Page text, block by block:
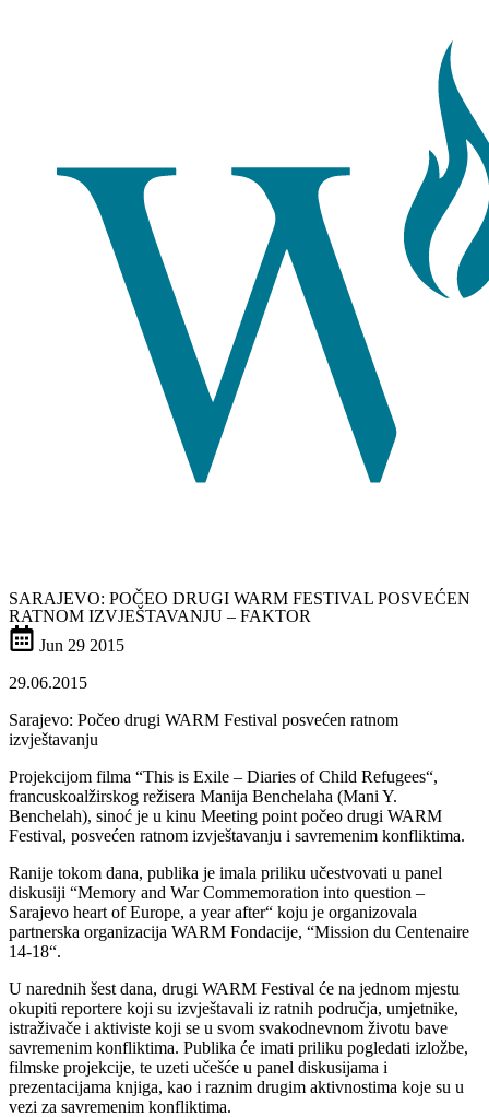
SARAJEVO: POČEO DRUGI WARM FESTIVAL POSVEĆEN
RATNOM IZVJEŠTAVANJU – FAKTOR
Jun 29 2015
29.06.2015
Sarajevo: Počeo drugi WARM Festival posvećen ratnom
izvještavanju
Projekcijom filma “This is Exile – Diaries of Child Refugees“,
francuskoalžirskog režisera Manija Benchelaha (Mani Y.
Benchelah), sinoć je u kinu Meeting point počeo drugi WARM
Festival, posvećen ratnom izvještavanju i savremenim konfliktima.
Ranije tokom dana, publika je imala priliku učestvovati u panel
diskusiji “Memory and War Commemoration into question –
Sarajevo heart of Europe, a year after“ koju je organizovala
partnerska organizacija WARM Fondacije, “Mission du Centenaire
14-18“.
U narednih šest dana, drugi WARM Festival će na jednom mjestu
okupiti reportere koji su izvještavali iz ratnih područja, umjetnike,
istraživače i aktiviste koji se u svom svakodnevnom životu bave
savremenim konfliktima. Publika će imati priliku pogledati izložbe,
filmske projekcije, te uzeti učešće u panel diskusijama i
prezentacijama knjiga, kao i raznim drugim aktivnostima koje su u
vezi za savremenim konfliktima.